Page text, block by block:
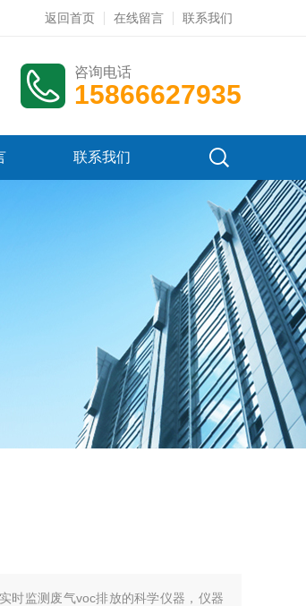
返回首页 在线留言 联系我们
咨询电话
15866627935
联系我们
时监测废气voc排放的科学仪器，仪器